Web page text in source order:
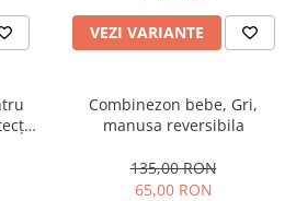
VEZI VARIANTE
Combinezon bebe, Gri,
manusa reversibila
135,00 RON
65,00 RON